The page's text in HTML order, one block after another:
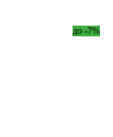
до -7%